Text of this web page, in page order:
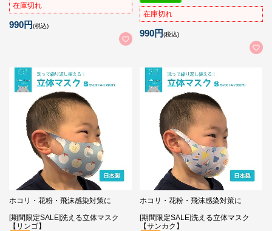
在庫切れ
990円(税込)
在庫切れ
990円(税込)
ホコリ・花粉・飛沫感染対策に
[期間限定SALE]洗える立体マスク
【リンゴ】
ホコリ・花粉・飛沫感染対策に
[期間限定SALE]洗える立体マスク
【サンカク】